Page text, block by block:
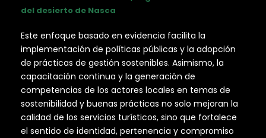
del desierto de Nasca
Este enfoque basado en evidencia facilita la
implementación de políticas públicas y la adopción
de prácticas de gestión sostenibles. Asimismo, la
capacitación continua y la generación de
competencias de los actores locales en temas de
sostenibilidad y buenas prácticas no solo mejoran la
calidad de los servicios turísticos, sino que fortalece
el sentido de identidad, pertenencia y compromiso